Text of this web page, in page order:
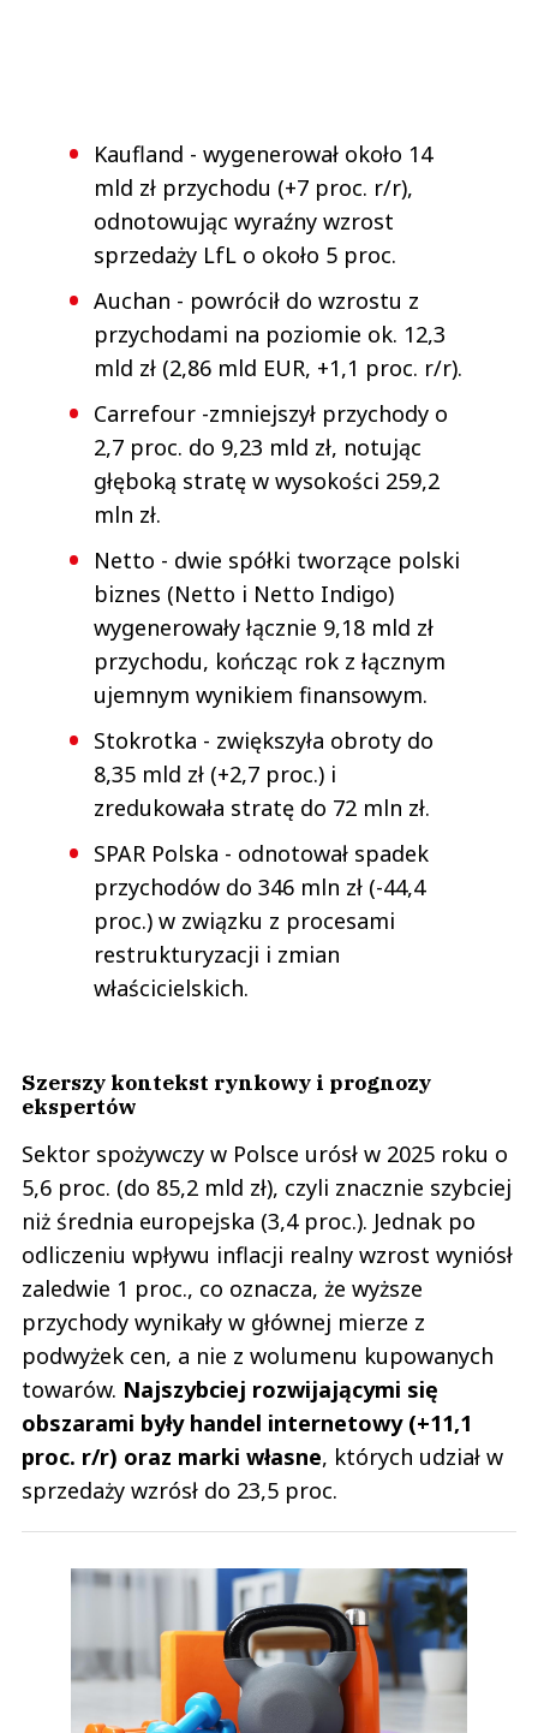
Kaufland - wygenerował około 14
mld zł przychodu (+7 proc. r/r),
odnotowując wyraźny wzrost
sprzedaży LfL o około 5 proc.
Auchan - powrócił do wzrostu z
przychodami na poziomie ok. 12,3
mld zł (2,86 mld EUR, +1,1 proc. r/r).
Carrefour -zmniejszył przychody o
2,7 proc. do 9,23 mld zł, notując
głęboką stratę w wysokości 259,2
mln zł.
Netto - dwie spółki tworzące polski
biznes (Netto i Netto Indigo)
wygenerowały łącznie 9,18 mld zł
przychodu, kończąc rok z łącznym
ujemnym wynikiem finansowym.
Stokrotka - zwiększyła obroty do
8,35 mld zł (+2,7 proc.) i
zredukowała stratę do 72 mln zł.
SPAR Polska - odnotował spadek
przychodów do 346 mln zł (-44,4
proc.) w związku z procesami
restrukturyzacji i zmian
właścicielskich.
Szerszy kontekst rynkowy i prognozy
ekspertów
Sektor spożywczy w Polsce urósł w 2025 roku o
5,6 proc. (do 85,2 mld zł), czyli znacznie szybciej
niż średnia europejska (3,4 proc.). Jednak po
odliczeniu wpływu inflacji realny wzrost wyniósł
zaledwie 1 proc., co oznacza, że wyższe
przychody wynikały w głównej mierze z
podwyżek cen, a nie z wolumenu kupowanych
towarów. Najszybciej rozwijającymi się
obszarami były handel internetowy (+11,1
proc. r/r) oraz marki własne, których udział w
sprzedaży wzrósł do 23,5 proc.